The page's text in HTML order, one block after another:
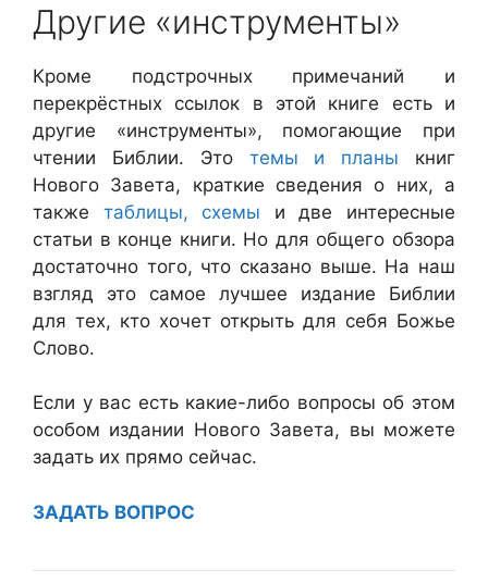
Другие «инструменты»
Кроме подстрочных примечаний и
перекрёстных ссылок в этой книге есть и
другие «инструменты», помогающие при
чтении Библии. Это темы и планы книг
Нового Завета, краткие сведения о них, а
также таблицы, схемы и две интересные
статьи в конце книги. Но для общего обзора
достаточно того, что сказано выше. На наш
взгляд это самое лучшее издание Библии
для тех, кто хочет открыть для себя Божье
Слово.
Если у вас есть какие-либо вопросы об этом
особом издании Нового Завета, вы можете
задать их прямо сейчас.
ЗАДАТЬ ВОПРОС